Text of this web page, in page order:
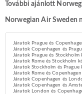
További ajánlott
Norwegian Air Sweden
Járatok Prague és
Járatok Copenhagen és
Járatok Prague és Stockholm
Járatok Rome és Stockholm
Járatok Stockholm és Prague
Járatok Rome és
Járatok Copenhagen és
Járatok Copenhagen és
Járatok London és